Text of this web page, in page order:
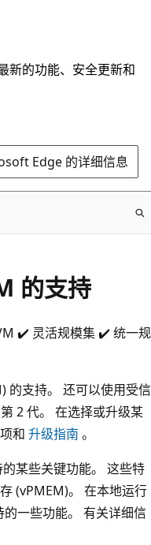
新的功能、安全更新和
Edge 的详细信息
的支持
✔️ 灵活规模集 ✔️ 统一规
的支持。 还可以使用受信
2 代。 在选择或升级某
和 升级指南 。
某些关键功能。 这些特
(vPMEM)。 在本地运行
一些功能。 有关详细信